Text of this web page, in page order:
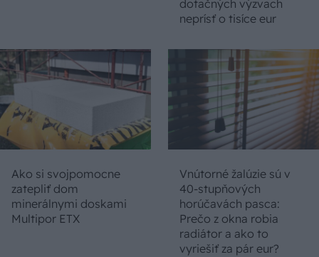
dotačných výzvach
neprísť o tisíce eur
Ako si svojpomocne
zatepliť dom
minerálnymi doskami
Multipor ETX
Vnútorné žalúzie sú v
40-stupňových
horúčavách pasca:
Prečo z okna robia
radiátor a ako to
vyriešiť za pár eur?